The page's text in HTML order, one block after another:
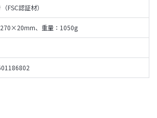
FSC認証材）
、重量：1050g